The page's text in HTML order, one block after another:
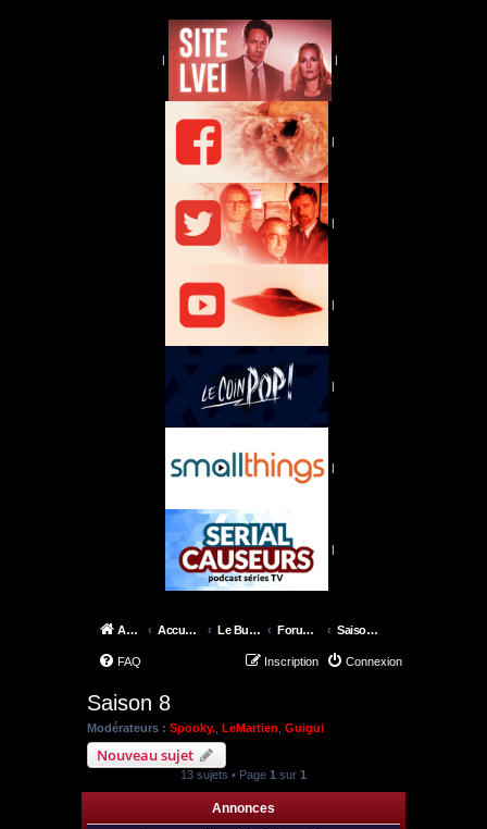
| |
|
|
|
|
|
|
Accueil Accueil du forum Le Bureau des X-Files Forum épisodes Saison 8
FAQ Connexion
Inscription
Saison 8
Modérateurs : Spooky. LeMartien Guigui
Nouveau sujet
13 sujets • Page 1 sur 1
Annonces